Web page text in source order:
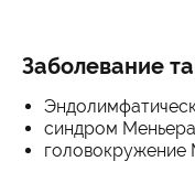
Заболевание
синдром
головокружение